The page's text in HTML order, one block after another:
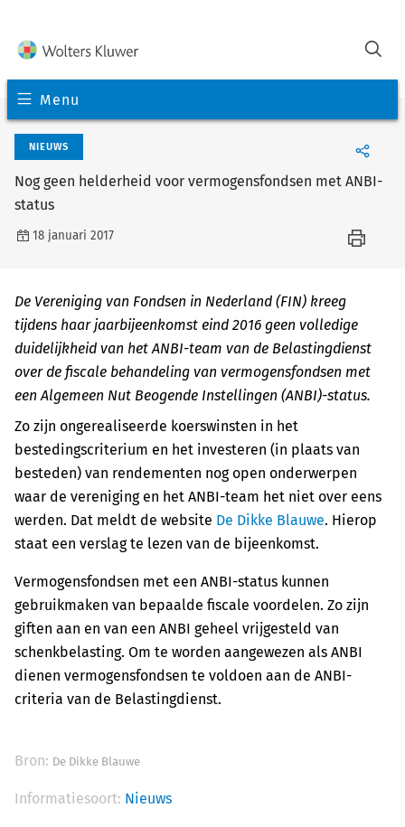
Menu
NIEUWS
Nog geen helderheid voor vermogensfondsen met ANBI-
status
18 januari 2017
De Vereniging van Fondsen in Nederland (FIN) kreeg
tijdens haar jaarbijeenkomst eind 2016 geen volledige
duidelijkheid van het ANBI-team van de Belastingdienst
over de fiscale behandeling van vermogensfondsen met
een Algemeen Nut Beogende Instellingen (ANBI)-status.
Zo zijn ongerealiseerde koerswinsten in het
bestedingscriterium en het investeren (in plaats van
besteden) van rendementen nog open onderwerpen
waar de vereniging en het ANBI-team het niet over eens
werden. Dat meldt de website De Dikke Blauwe. Hierop
staat een verslag te lezen van de bijeenkomst.
Vermogensfondsen met een ANBI-status kunnen
gebruikmaken van bepaalde fiscale voordelen. Zo zijn
giften aan en van een ANBI geheel vrijgesteld van
schenkbelasting. Om te worden aangewezen als ANBI
dienen vermogensfondsen te voldoen aan de ANBI-
criteria van de Belastingdienst.
Bron: De Dikke Blauwe
Informatiesoort: Nieuws